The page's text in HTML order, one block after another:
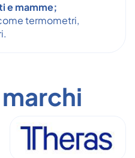
e mamme;
termometri,